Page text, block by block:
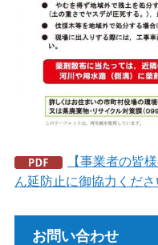
【事業者の皆
ん延防止に御協力くだ
お問い合わせ